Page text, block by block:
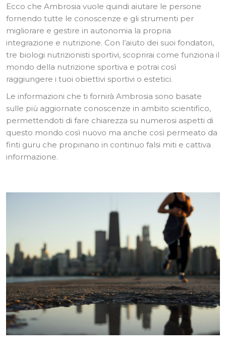
Ecco che Ambrosia vuole quindi aiutare le persone
fornendo tutte le conoscenze e gli strumenti per
migliorare e gestire in autonomia la propria
integrazione e nutrizione. Con l’aiuto dei suoi fondatori,
tre biologi nutrizionisti sportivi, scoprirai come funziona il
mondo della nutrizione sportiva e potrai così
raggiungere i tuoi obiettivi sportivi o estetici.
Le informazioni che ti fornirà Ambrosia sono basate
sulle più aggiornate conoscenze in ambito scientifico,
permettendoti di fare chiarezza su numerosi aspetti di
questo mondo così nuovo ma anche così permeato da
finti guru che propinano in continuo falsi miti e cattiva
informazione.